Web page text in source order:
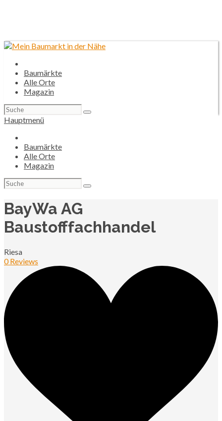
Baumärkte
Alle Orte
Magazin
Suchen
nach:
Hauptmenü
Baumärkte
Alle Orte
Magazin
Suchen
nach:
BayWa AG
Baustofffachhandel
Riesa
0 Reviews